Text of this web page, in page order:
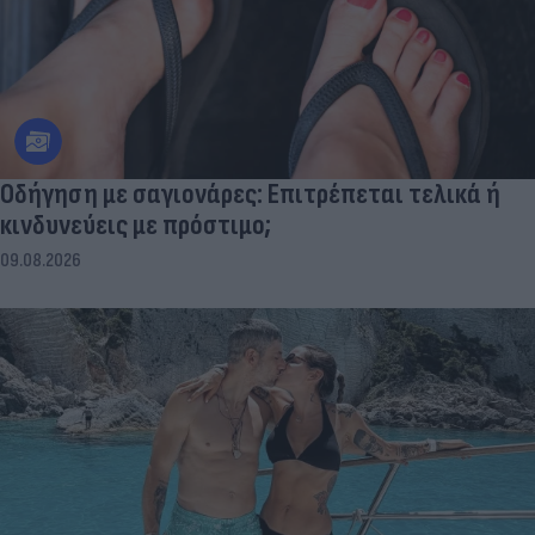
Οδήγηση με σαγιονάρες: Επιτρέπεται τελικά ή
κινδυνεύεις με πρόστιμο;
09.08.2026